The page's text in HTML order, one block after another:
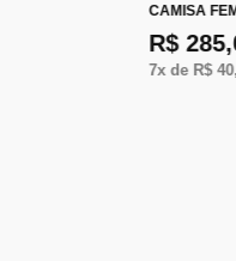
CAMISA
R$
7x de R$